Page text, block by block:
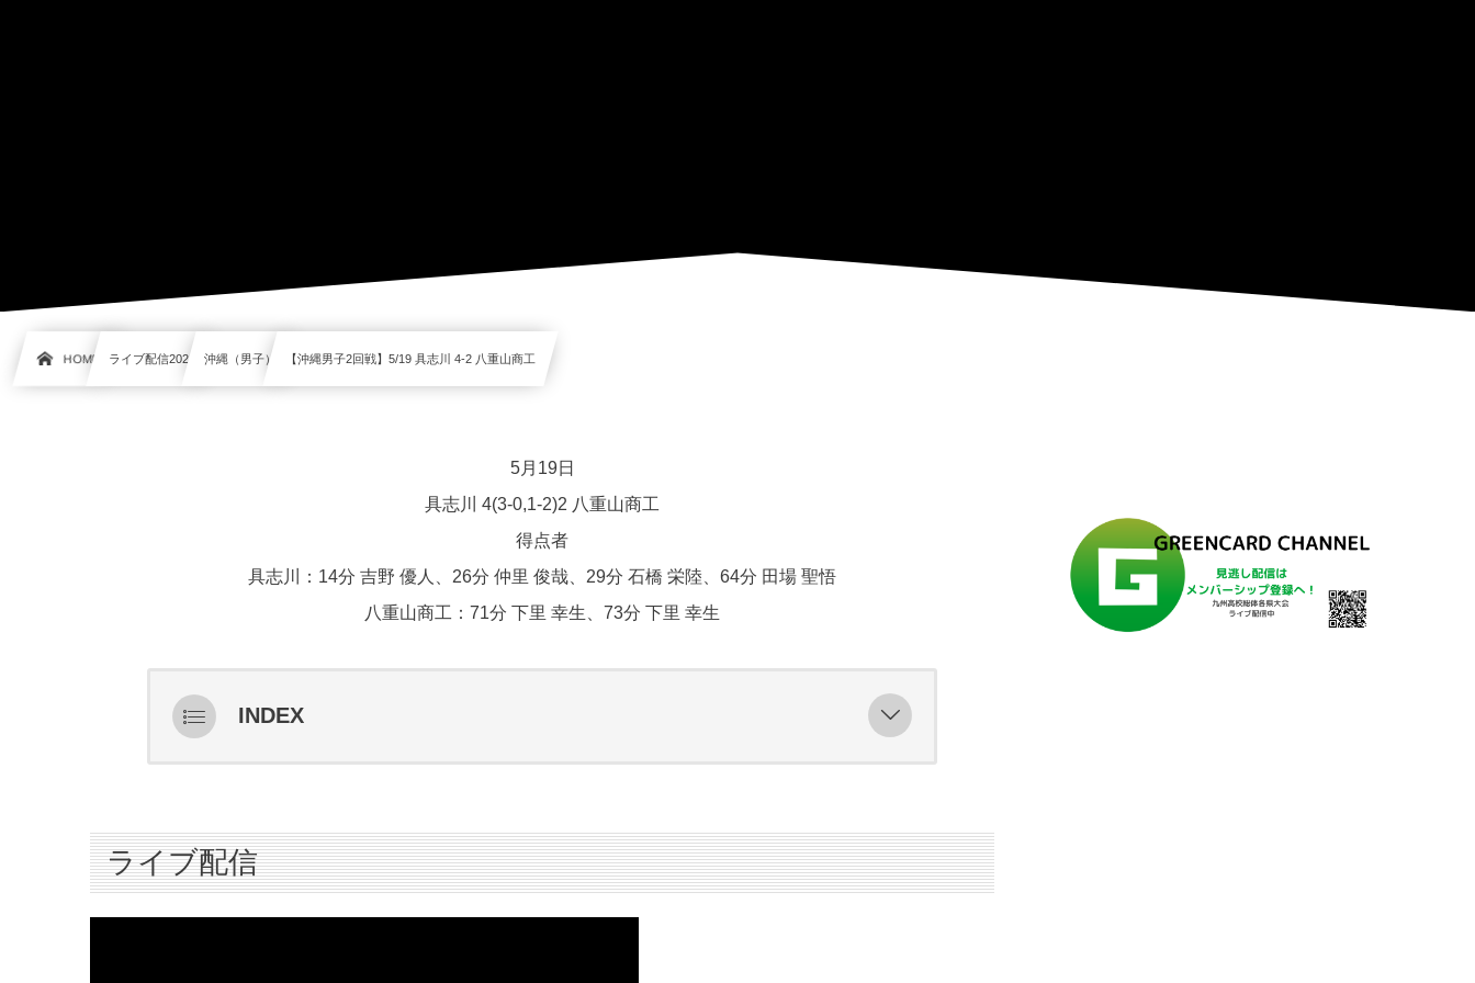
HOME ライブ配信2021 沖縄（男子） 【沖縄男子2回戦】5/19 具志川 4-2 八重山商工
5月19日
具志川 4(3-0,1-2)2 八重山商工
得点者
具志川：14分 吉野 優人、26分 仲里 俊哉、29分 石橋 栄陸、64分 田場 聖悟
八重山商工：71分 下里 幸生、73分 下里 幸生
INDEX
ライブ配信
ハイライト
インタビュー
ライブ配信